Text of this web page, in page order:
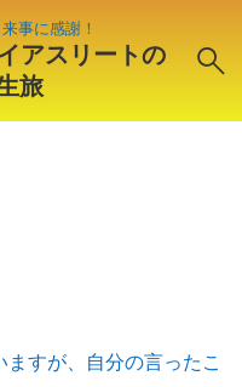
事に感謝！
アスリートの
旅
すが、自分の言ったこ